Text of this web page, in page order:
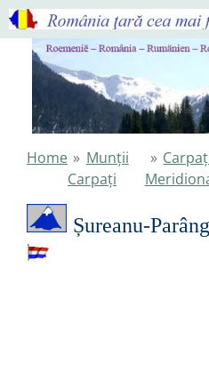
Ga
direct
naar
hoofdinhoud
Home » Munții
Carpați
»
Șureanu-